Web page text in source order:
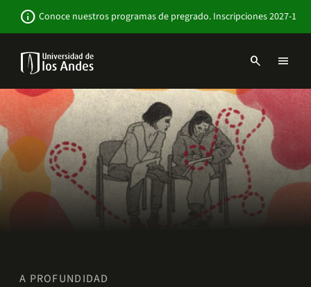
contenido
info Conoce nuestros programas de pregrado. Inscripciones 2027-1
Navbar
-
Sitio
Institucional
search menu
A PROFUNDIDAD